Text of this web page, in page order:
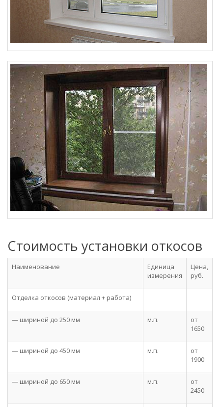
Стоимость установки откосов
Наименование
Единица
измерения
Цена,
руб.
Отделка откосов (материал + работа)
— шириной до 250 мм м.п.
от
1650
— шириной до 450 мм м.п.
от
1900
— шириной до 650 мм м.п.
от
2450